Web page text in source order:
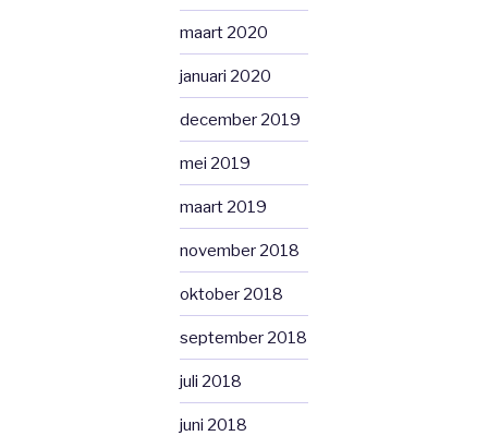
maart 2020
januari 2020
december 2019
mei 2019
maart 2019
november 2018
oktober 2018
september 2018
juli 2018
juni 2018